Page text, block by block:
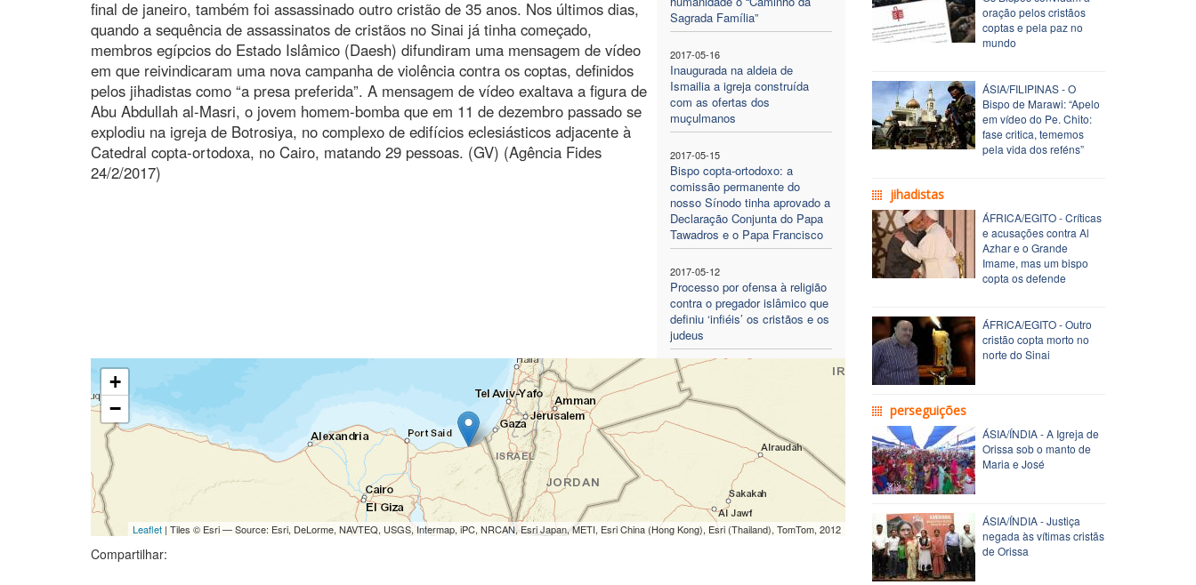
Sagrada Família”
2017-05-16
Inaugurada na aldeia de
Ismailia a igreja construída
com as ofertas dos
muçulmanos
2017-05-15
Bispo copta-ortodoxo: a
comissão permanente do
nosso Sínodo tinha aprovado a
Declaração Conjunta do Papa
Tawadros e o Papa Francisco
2017-05-12
Processo por ofensa à religião
contra o pregador islâmico que
definiu ‘infiéis’ os cristãos e os
judeus
final de janeiro, também foi assassinado outro cristão de 35 anos. Nos últimos dias,
quando a sequência de assassinatos de cristãos no Sinai já tinha começado,
membros egípcios do Estado Islâmico (Daesh) difundiram uma mensagem de vídeo
em que reivindicaram uma nova campanha de violência contra os coptas, definidos
pelos jihadistas como “a presa preferida”. A mensagem de vídeo exaltava a figura de
Abu Abdullah al-Masri, o jovem homem-bomba que em 11 de dezembro passado se
explodiu na igreja de Botrosiya, no complexo de edifícios eclesiásticos adjacente à
Catedral copta-ortodoxa, no Cairo, matando 29 pessoas. (GV) (Agência Fides
24/2/2017)
+
−
Leaflet| Tiles © Esri — Source: Esri, DeLorme, NAVTEQ, USGS, Intermap, iPC, NRCAN, Esri Japan, METI, Esri China (Hong Kong), Esri (Thailand), TomTom, 2012
Compartilhar:
oração pelos cristãos
coptas e pela paz no
mundo
ÁSIA/FILIPINAS - O
Bispo de Marawi: “Apelo
em vídeo do Pe. Chito:
fase critica, tememos
pela vida dos reféns”
jihadistas
ÁFRICA/EGITO - Críticas
e acusações contra Al
Azhar e o Grande
Imame, mas um bispo
copta os defende
ÁFRICA/EGITO - Outro
cristão copta morto no
norte do Sinai
perseguições
ÁSIA/ÍNDIA - A Igreja de
Orissa sob o manto de
Maria e José
ÁSIA/ÍNDIA - Justiça
negada às vítimas cristãs
de Orissa